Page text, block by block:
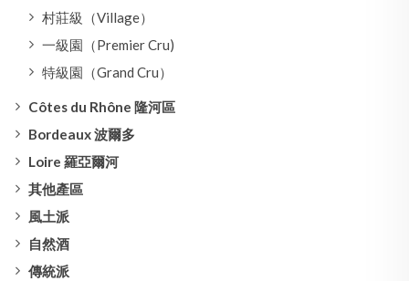
村莊級（Village）
一級園（Premier Cru)
特級園（Grand Cru）
Côtes du Rhône 隆河區
Bordeaux 波爾多
Loire 羅亞爾河
其他產區
風土派
自然酒
傳統派